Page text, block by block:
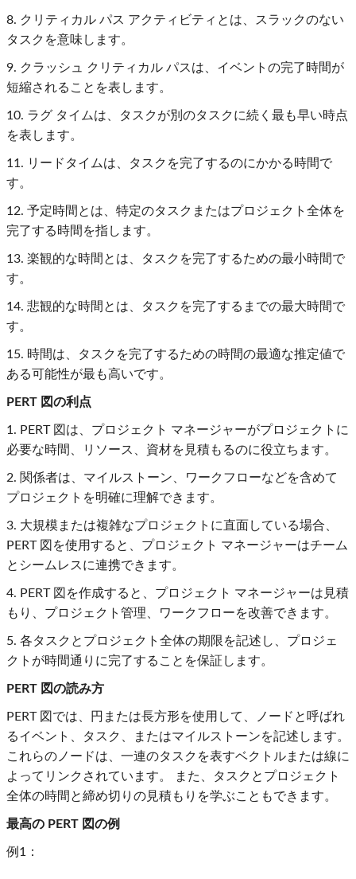
8. クリティカル パス アクティビティとは、スラックのない
タスクを意味します。
9. クラッシュ クリティカル パスは、イベントの完了時間が
短縮されることを表します。
10. ラグ タイムは、タスクが別のタスクに続く最も早い時点
を表します。
11. リードタイムは、タスクを完了するのにかかる時間で
す。
12. 予定時間とは、特定のタスクまたはプロジェクト全体を
完了する時間を指します。
13. 楽観的な時間とは、タスクを完了するための最小時間で
す。
14. 悲観的な時間とは、タスクを完了するまでの最大時間で
す。
15. 時間は、タスクを完了するための時間の最適な推定値で
ある可能性が最も高いです。
PERT 図の利点
1. PERT 図は、プロジェクト マネージャーがプロジェクトに
必要な時間、リソース、資材を見積もるのに役立ちます。
2. 関係者は、マイルストーン、ワークフローなどを含めて
プロジェクトを明確に理解できます。
3. 大規模または複雑なプロジェクトに直面している場合、
PERT 図を使用すると、プロジェクト マネージャーはチーム
とシームレスに連携できます。
4. PERT 図を作成すると、プロジェクト マネージャーは見積
もり、プロジェクト管理、ワークフローを改善できます。
5. 各タスクとプロジェクト全体の期限を記述し、プロジェ
クトが時間通りに完了することを保証します。
PERT 図の読み方
PERT 図では、円または長方形を使用して、ノードと呼ばれ
るイベント、タスク、またはマイルストーンを記述します。
これらのノードは、一連のタスクを表すベクトルまたは線に
よってリンクされています。 また、タスクとプロジェクト
全体の時間と締め切りの見積もりを学ぶこともできます。
最高の PERT 図の例
例1：